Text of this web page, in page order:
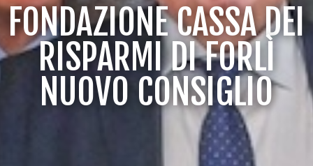
FONDAZIONE CASSA DEI
RISPARMI DI FORLÌ
NUOVO CONSIGLIO